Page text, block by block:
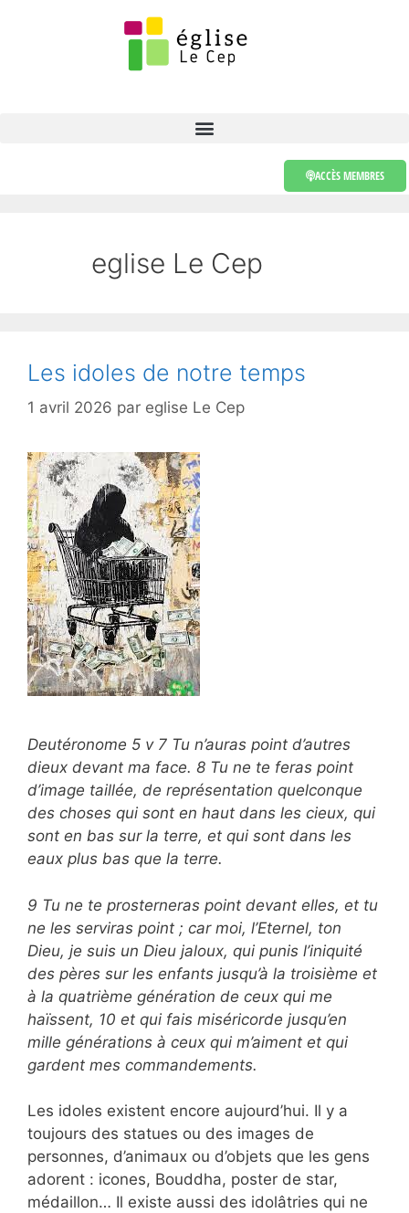
ACCÈS MEMBRES
eglise Le Cep
Les idoles de notre temps
1 avril 2026 par eglise Le Cep
Deutéronome 5 v 7 Tu n’auras point d’autres
dieux devant ma face. 8 Tu ne te feras point
d’image taillée, de représentation quelconque
des choses qui sont en haut dans les cieux, qui
sont en bas sur la terre, et qui sont dans les
eaux plus bas que la terre.
9 Tu ne te prosterneras point devant elles, et tu
ne les serviras point ; car moi, l’Eternel, ton
Dieu, je suis un Dieu jaloux, qui punis l’iniquité
des pères sur les enfants jusqu’à la troisième et
à la quatrième génération de ceux qui me
haïssent, 10 et qui fais miséricorde jusqu’en
mille générations à ceux qui m’aiment et qui
gardent mes commandements.
Les idoles existent encore aujourd’hui. Il y a
toujours des statues ou des images de
personnes, d’animaux ou d’objets que les gens
adorent : icones, Bouddha, poster de star,
médaillon… Il existe aussi des idolâtries qui ne